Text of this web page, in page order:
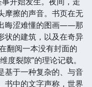
摩擦的声音。书页在无
晦涩难懂的图画——那
状的建筑，以及在奇异
翻阅一本没有封面的
度裂隙”的理论记载。
基于一种复杂的、与音
书中的文字声称，世界